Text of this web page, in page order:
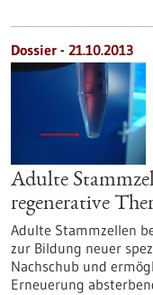
Dossier - 21.10.2013
Adulte
regenerative
Adulte Stammzellen
zur Bildung neuer
Nachschub und
Erneuerung